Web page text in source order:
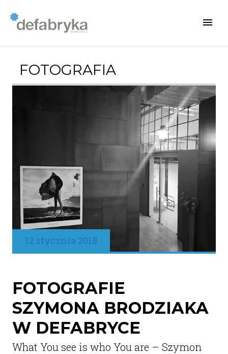
FOTOGRAFIA
12 stycznia 2018
FOTOGRAFIE
SZYMONA BRODZIAKA
W DEFABRYCE
What You see is who You are – Szymon